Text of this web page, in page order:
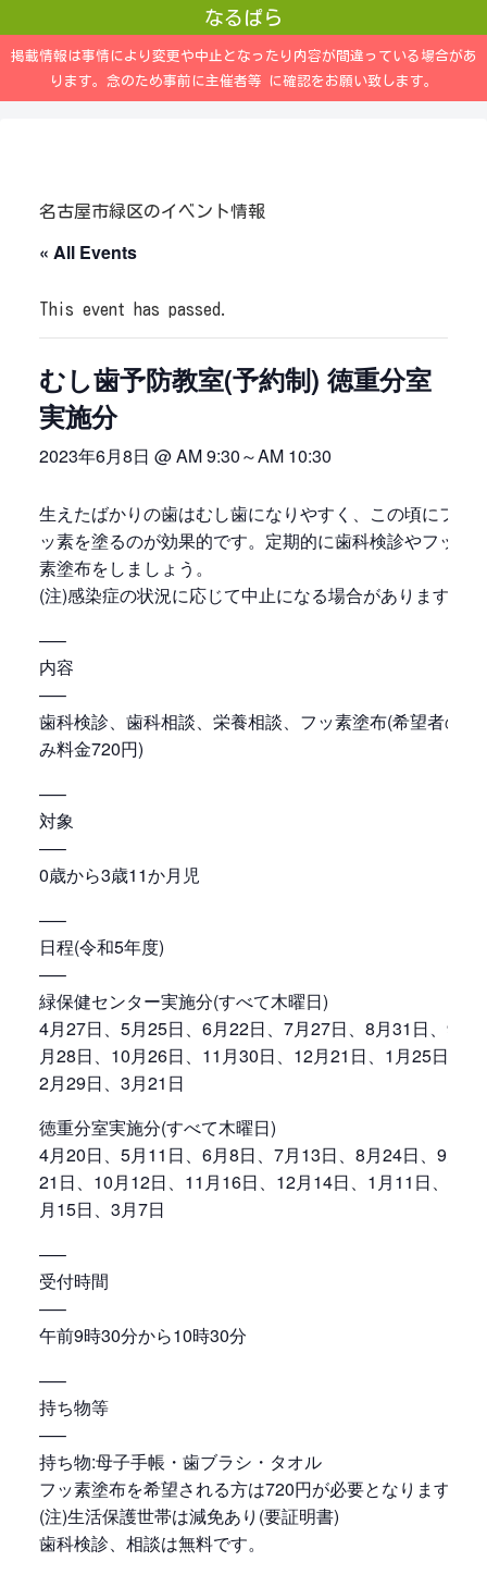
なるぱら
掲載情報は事情により変更や中止となったり内容が間違っている場合があ
ります。念のため事前に主催者等 に確認をお願い致します。
名古屋市緑区のイベント情報
« All Events
This event has passed.
むし歯予防教室(予約制) 徳重分室
実施分
2023年6月8日 @ AM 9:30～AM 10:30
生えたばかりの歯はむし歯になりやすく、この頃にフ
ッ素を塗るのが効果的です。定期的に歯科検診やフッ
素塗布をしましょう。
(注)感染症の状況に応じて中止になる場合があります。
—–
内容
—–
歯科検診、歯科相談、栄養相談、フッ素塗布(希望者の
み料金720円)
—–
対象
—–
0歳から3歳11か月児
—–
日程(令和5年度)
—–
緑保健センター実施分(すべて木曜日)
4月27日、5月25日、6月22日、7月27日、8月31日、9
月28日、10月26日、11月30日、12月21日、1月25日、
2月29日、3月21日
徳重分室実施分(すべて木曜日)
4月20日、5月11日、6月8日、7月13日、8月24日、9月
21日、10月12日、11月16日、12月14日、1月11日、2
月15日、3月7日
—–
受付時間
—–
午前9時30分から10時30分
—–
持ち物等
—–
持ち物:母子手帳・歯ブラシ・タオル
フッ素塗布を希望される方は720円が必要となります。
(注)生活保護世帯は減免あり(要証明書)
歯科検診、相談は無料です。